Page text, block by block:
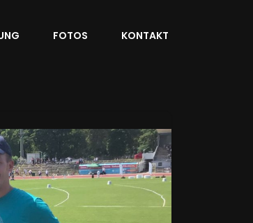
FOTOS KONTAKT